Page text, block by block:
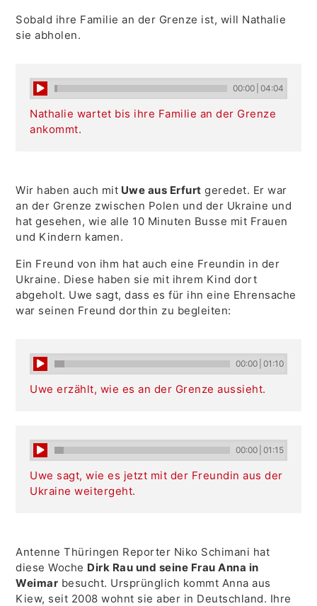
Sobald ihre Familie an der Grenze ist, will Nathalie
sie abholen.
00:00 04:04
Nathalie wartet bis ihre Familie an der Grenze
ankommt.
Wir haben auch mit Uwe aus Erfurt geredet. Er war
an der Grenze zwischen Polen und der Ukraine und
hat gesehen, wie alle 10 Minuten Busse mit Frauen
und Kindern kamen.
Ein Freund von ihm hat auch eine Freundin in der
Ukraine. Diese haben sie mit ihrem Kind dort
abgeholt. Uwe sagt, dass es für ihn eine Ehrensache
war seinen Freund dorthin zu begleiten:
00:00 01:10
Uwe erzählt, wie es an der Grenze aussieht.
00:00 01:15
Uwe sagt, wie es jetzt mit der Freundin aus der
Ukraine weitergeht.
Antenne Thüringen Reporter Niko Schimani hat
diese Woche Dirk Rau und seine Frau Anna in
Weimar besucht. Ursprünglich kommt Anna aus
Kiew, seit 2008 wohnt sie aber in Deutschland. Ihre